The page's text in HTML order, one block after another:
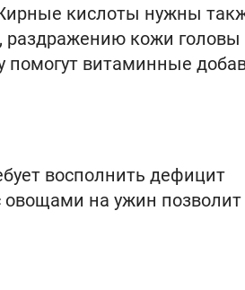
Жирные кислоты нужны
раздражению кожи головы
помогут витаминные
восполнить дефицит
овощами на ужин позволит